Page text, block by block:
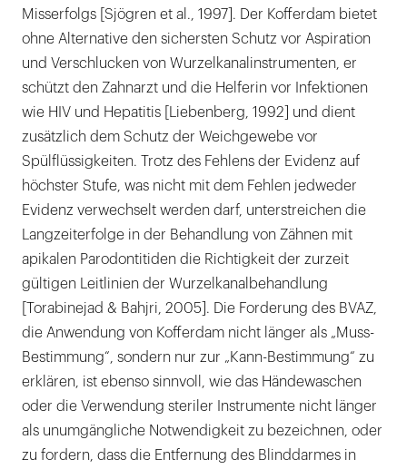
Misserfolgs [Sjögren et al., 1997]. Der Kofferdam bietet
ohne Alternative den sichersten Schutz vor Aspiration
und Verschlucken von Wurzelkanalinstrumenten, er
schützt den Zahnarzt und die Helferin vor Infektionen
wie HIV und Hepatitis [Liebenberg, 1992] und dient
zusätzlich dem Schutz der Weichgewebe vor
Spülflüssigkeiten. Trotz des Fehlens der Evidenz auf
höchster Stufe, was nicht mit dem Fehlen jedweder
Evidenz verwechselt werden darf, unterstreichen die
Langzeiterfolge in der Behandlung von Zähnen mit
apikalen Parodontitiden die Richtigkeit der zurzeit
gültigen Leitlinien der Wurzelkanalbehandlung
[Torabinejad & Bahjri, 2005]. Die Forderung des BVAZ,
die Anwendung von Kofferdam nicht länger als „Muss-
Bestimmung“, sondern nur zur „Kann-Bestimmung“ zu
erklären, ist ebenso sinnvoll, wie das Händewaschen
oder die Verwendung steriler Instrumente nicht länger
als unumgängliche Notwendigkeit zu bezeichnen, oder
zu fordern, dass die Entfernung des Blinddarmes in